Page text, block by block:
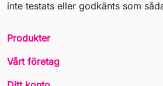
inte testats eller godkänts som
Produkter
Vårt företag